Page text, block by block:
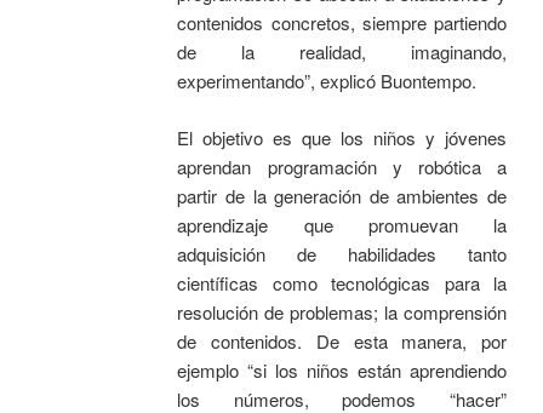
contenidos concretos, siempre partiendo
de la realidad, imaginando,
experimentando”, explicó Buontempo.
El objetivo es que los niños y jóvenes
aprendan programación y robótica a
partir de la generación de ambientes de
aprendizaje que promuevan la
adquisición de habilidades tanto
científicas como tecnológicas para la
resolución de problemas; la comprensión
de contenidos. De esta manera, por
ejemplo “si los niños están aprendiendo
los números, podemos “hacer”